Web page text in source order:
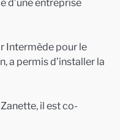
Intermède pour le
a permis d’installer la
il est co-